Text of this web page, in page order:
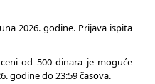
2026. godine. Prijava ispita
od 500 dinara je moguće
godine do 23:59 časova.